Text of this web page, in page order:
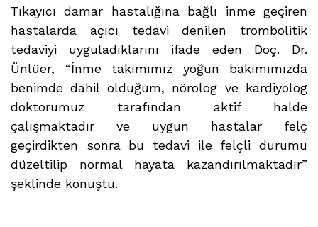
Tıkayıcı damar hastalığına bağlı inme geçiren
hastalarda açıcı tedavi denilen trombolitik
tedaviyi uyguladıklarını ifade eden Doç. Dr.
Ünlüer, “İnme takımımız yoğun bakımımızda
benimde dahil olduğum, nörolog ve kardiyolog
doktorumuz tarafından aktif halde
çalışmaktadır ve uygun hastalar felç
geçirdikten sonra bu tedavi ile felçli durumu
düzeltilip normal hayata kazandırılmaktadır”
şeklinde konuştu.